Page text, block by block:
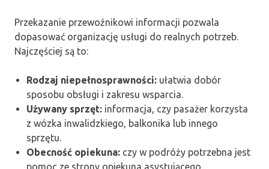
Przekazanie przewoźnikowi informacji pozwala
dopasować organizację usługi do realnych potrzeb.
Najczęściej są to:
Rodzaj niepełnosprawności: ułatwia dobór
sposobu obsługi i zakresu wsparcia.
Używany sprzęt: informacja, czy pasażer korzysta
z wózka inwalidzkiego, balkonika lub innego
sprzętu.
Obecność opiekuna: czy w podróży potrzebna jest
pomoc ze strony opiekuna asystującego.